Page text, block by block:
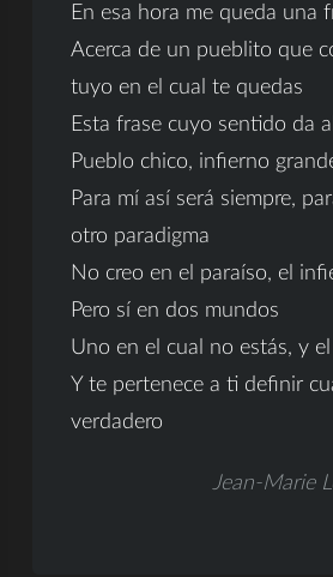
En esa hora me queda una
Acerca de un pueblito que
tuyo en el cual te quedas
Esta frase cuyo sentido da
Pueblo chico, infierno
Para mí así será siempre,
otro paradigma
No creo en el paraíso, el
Pero sí en dos mundos
Uno en el cual no estás, y
Y te pertenece a ti definir
verdadero
Jean-Marie